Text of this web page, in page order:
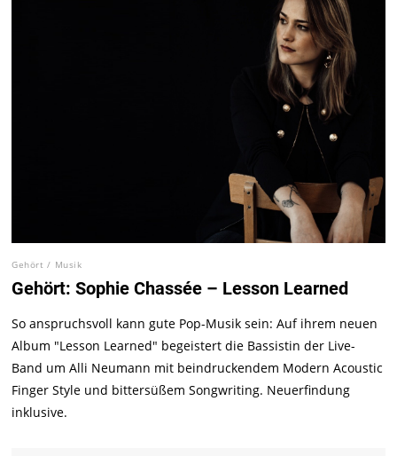
Gehört / Musik
Gehört: Sophie Chassée – Lesson Learned
So anspruchsvoll kann gute Pop-Musik sein: Auf ihrem neuen
Album "Lesson Learned" begeistert die Bassistin der Live-
Band um Alli Neumann mit beindruckendem Modern Acoustic
Finger Style und bittersüßem Songwriting. Neuerfindung
inklusive.